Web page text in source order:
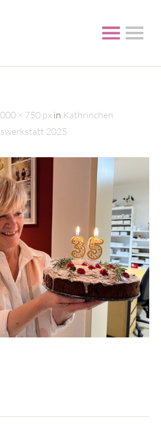
× 750 px in Kathrinchen
2025